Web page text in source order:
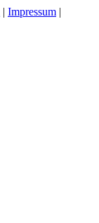
| Impressum |